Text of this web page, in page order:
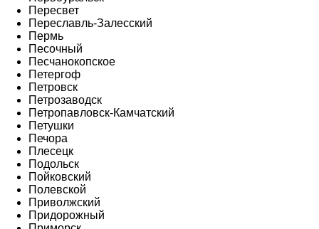
Пересвет
Переславль-Залесский
Пермь
Песочный
Песчанокопское
Петергоф
Петровск
Петрозаводск
Петропавловск-Камчатский
Петушки
Печора
Плесецк
Подольск
Пойковский
Полевской
Приволжский
Придорожный